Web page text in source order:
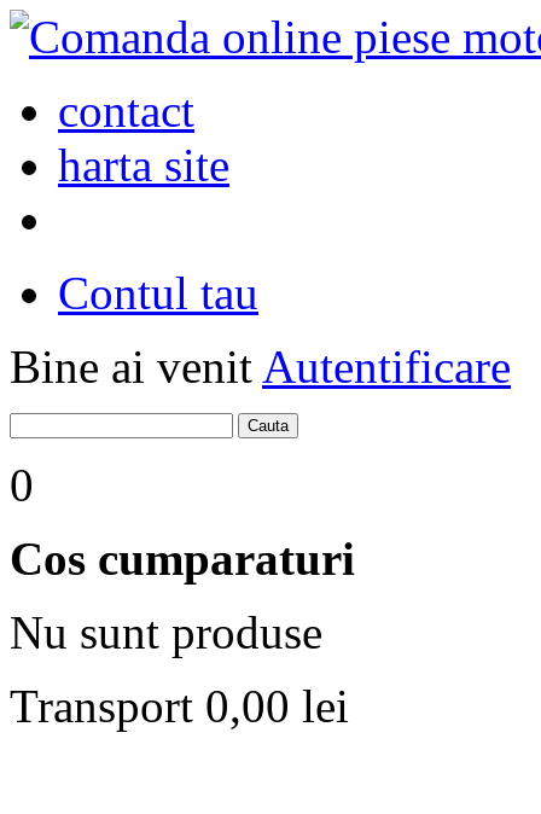
contact
harta site
Contul tau
Bine ai venit Autentificare
0
Cos cumparaturi
Nu sunt produse
Transport 0,00 lei